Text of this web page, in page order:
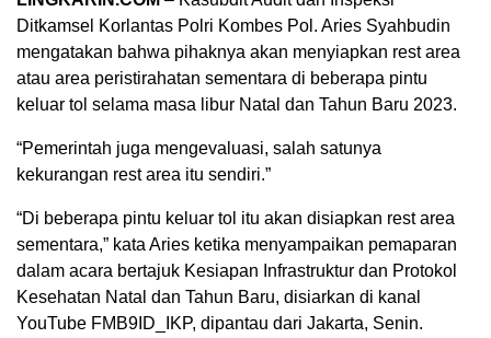
Ditkamsel Korlantas Polri Kombes Pol. Aries Syahbudin
mengatakan bahwa pihaknya akan menyiapkan rest area
atau area peristirahatan sementara di beberapa pintu
keluar tol selama masa libur Natal dan Tahun Baru 2023.
“Pemerintah juga mengevaluasi, salah satunya
kekurangan rest area itu sendiri.”
“Di beberapa pintu keluar tol itu akan disiapkan rest area
sementara,” kata Aries ketika menyampaikan pemaparan
dalam acara bertajuk Kesiapan Infrastruktur dan Protokol
Kesehatan Natal dan Tahun Baru, disiarkan di kanal
YouTube FMB9ID_IKP, dipantau dari Jakarta, Senin.